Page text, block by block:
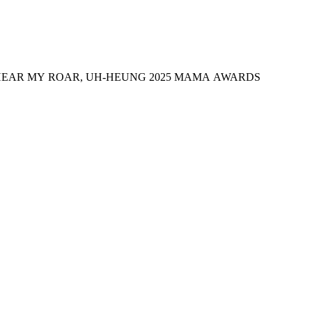
look at the iconic stages of TOMORROW X TOGETHER (투모로우바이투게더) who won 🏆VISA SUPER STAGE ARTIST HEAR MY ROAR, UH-HEUNG 2025 MAMA AWARDS